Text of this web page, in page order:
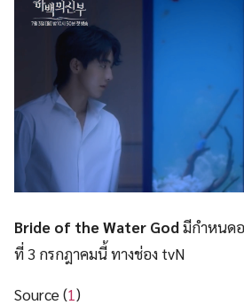
Bride of the Water Godมีกำหนด
ที่ 3 กรกฎาคมนี้ ทางช่อง tvN
Source (1)